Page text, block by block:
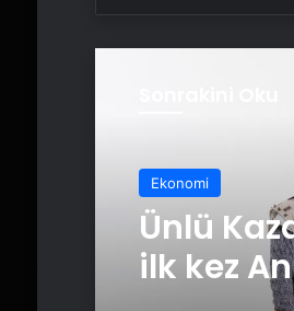
Ekonomi
Ünlü
ilk kez